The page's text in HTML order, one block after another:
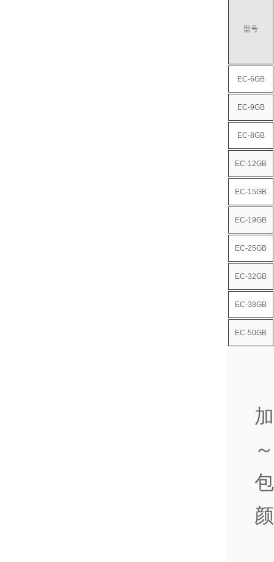
型号
EC-6GB
EC-9GB
EC-8GB
EC-12GB
EC-15GB
EC-19GB
EC-25GB
EC-32GB
EC-38GB
EC-50GB